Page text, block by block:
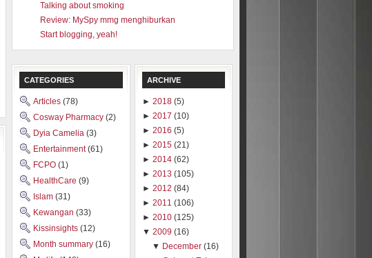
Talking about smoking
Review: MySpy mmg menghiburkan
Start blogging, yeah!
CATEGORIES
Articles (78)
Cosway Pharmacy (2)
Dyia Camelia (3)
Entertainment(61)
FCPO (1)
HealthCare (9)
Islam (31)
Kewangan (33)
Kissinsights (12)
Month summary (16)
ARCHIVE
► 2018 (5)
► 2017 (10)
► 2016 (5)
► 2015 (21)
► 2014 (62)
► 2013 (105)
► 2012 (84)
► 2011 (106)
► 2010 (125)
▼ 2009 (16)
▼ December (16)